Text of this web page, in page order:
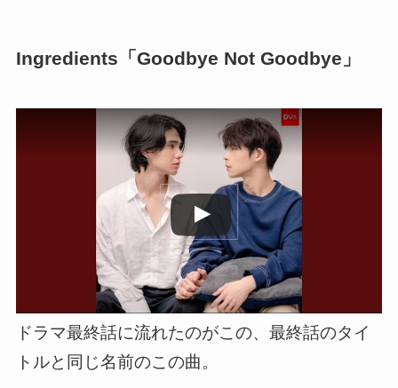
Ingredients「Goodbye Not Goodbye」
この動画を YouTube で視聴
ドラマ最終話に流れたのがこの、最終話のタイ
トルと同じ名前のこの曲。